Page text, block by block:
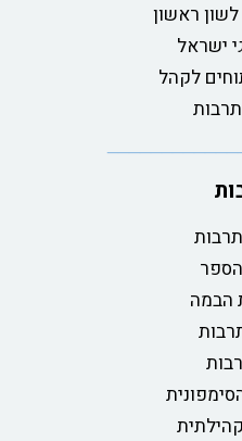
ראשון
ישראל
לקהל
הבמה